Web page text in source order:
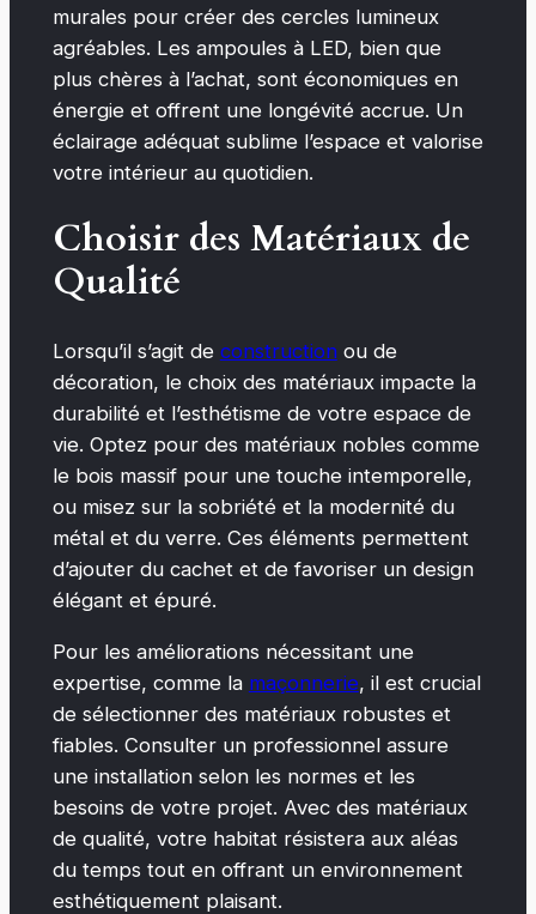
murales pour créer des cercles lumineux
agréables. Les ampoules à LED, bien que
plus chères à l’achat, sont économiques en
énergie et offrent une longévité accrue. Un
éclairage adéquat sublime l’espace et valorise
votre intérieur au quotidien.
Choisir des Matériaux de
Qualité
Lorsqu’il s’agit de constructionou de
décoration, le choix des matériaux impacte la
durabilité et l’esthétisme de votre espace de
vie. Optez pour des matériaux nobles comme
le bois massif pour une touche intemporelle,
ou misez sur la sobriété et la modernité du
métal et du verre. Ces éléments permettent
d’ajouter du cachet et de favoriser un design
élégant et épuré.
Pour les améliorations nécessitant une
expertise, comme la maçonnerie, il est crucial
de sélectionner des matériaux robustes et
fiables. Consulter un professionnel assure
une installation selon les normes et les
besoins de votre projet. Avec des matériaux
de qualité, votre habitat résistera aux aléas
du temps tout en offrant un environnement
esthétiquement plaisant.